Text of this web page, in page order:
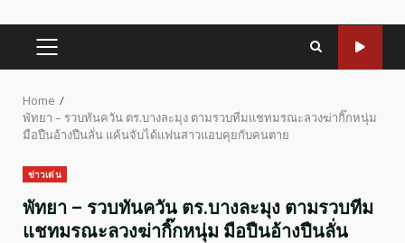
PRIMARY
Home
พัทยา – รวบทันควัน ตร.บางละมุง ตามรวบทีมแชทมรณะลวงฆ่ากิ๊กหนุ่ม
มือปืนอ้างปืนลั่น แค้นจับได้แฟนสาวแอบคุยกับคนตาย
ข่าวเด่น
พัทยา – รวบทันควัน ตร.บางละมุง ตามรวบทีม
แชทมรณะลวงฆ่ากิ๊กหนุ่ม มือปืนอ้างปืนลั่น